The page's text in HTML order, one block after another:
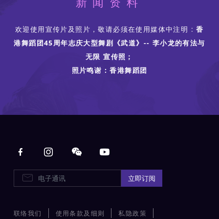
欢迎使用宣传片及照片，敬请必须在使用媒体中注明 : 香
港舞蹈团45周年志庆大型舞剧《武道》-- 李小龙的有法与
无限 宣传照；
照片鸣谢 : 香港舞蹈团
Main navigation
电子通讯 立即订阅
联络我们 使用条款及细则 私隐政策